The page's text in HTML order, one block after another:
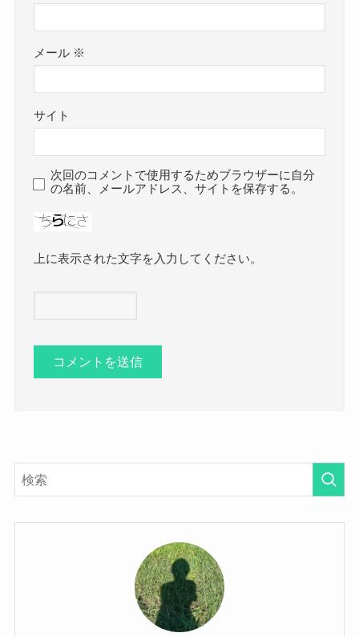
メール ※
サイト
次回のコメントで使用するためブラウザーに自分
の名前、メールアドレス、サイトを保存する。
上に表示された文字を入力してください。